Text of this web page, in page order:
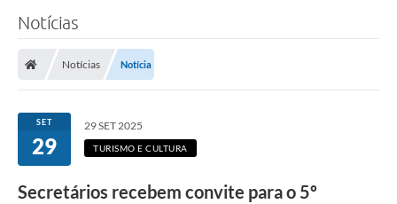
ACESSO À INFORMAÇÃO
Publicações Oficiais
Notícias
Notícias Notícia
SET
29
29 SET 2025
TURISMO E CULTURA
Secretários recebem convite para o 5º